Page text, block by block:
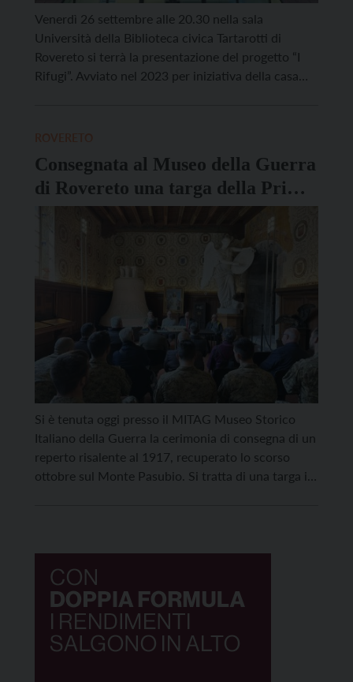
Venerdì 26 settembre alle 20.30 nella sala
Università della Biblioteca civica Tartarotti di
Rovereto si terrà la presentazione del progetto “I
Rifugi”. Avviato nel 2023 per iniziativa della casa
Consegnata al Museo della Guerra
di Rovereto una targa della Prima
Guerra Mondiale recuperata sul
Si è tenuta oggi presso il MITAG Museo Storico
Italiano della Guerra la cerimonia di consegna di un
reperto risalente al 1917, recuperato lo scorso
ottobre sul Monte Pasubio. Si tratta di una targa in
individuato […]